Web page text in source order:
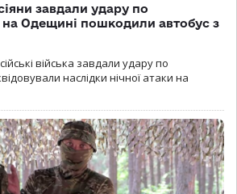
завдали удару по
на Одещині пошкодили автобус з
війська завдали удару по
наслідки нічної атаки на